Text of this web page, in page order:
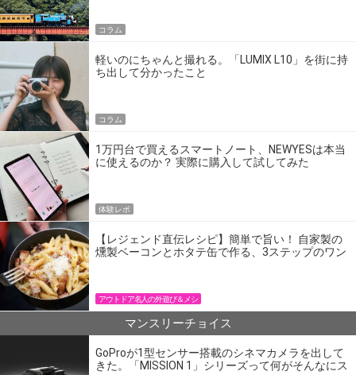
コラム
軽いのにちゃんと撮れる。「LUMIX L10」を街に持
ち出して分かったこと
コラム
1万円台で買えるスマートノート、NEWYESは本当
に使えるのか？ 実際に購入して試してみた
体験レポ
【レジェンド直伝レシピ】簡単で旨い！ 自家製の
燻製ベーコンとホタテ缶で作る、3ステップのワン
アウトドア名人の外遊び＆メシ
マンスリーチョイス
GoProが1型センサー搭載のシネマカメラを出して
きた。「MISSION 1」シリーズって何がそんなにス